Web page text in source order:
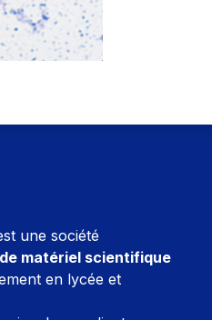
une société
matériel scientifique
en lycée et